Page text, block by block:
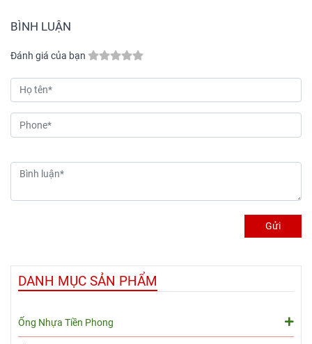
khí. Tài liệu này cung cấp
các thông số chính thức,
đảm bảo tính chính xác kỹ
chọn sản phẩm HDPE Tiền
Phong phù hợp với tiêu
chuẩn dự án.
BÌNH LUẬN
Đánh giá của bạn
Gửi
DANH MỤC SẢN PHẨM
Ống Nhựa Tiền Phong